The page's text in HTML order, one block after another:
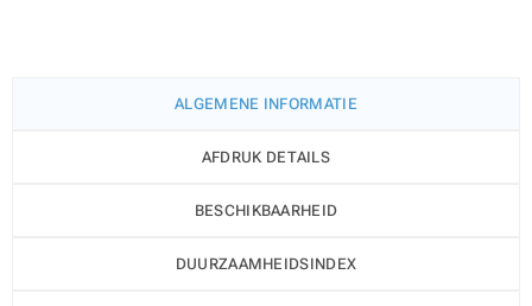
ALGEMENE INFORMATIE
AFDRUK DETAILS
BESCHIKBAARHEID
DUURZAAMHEIDSINDEX